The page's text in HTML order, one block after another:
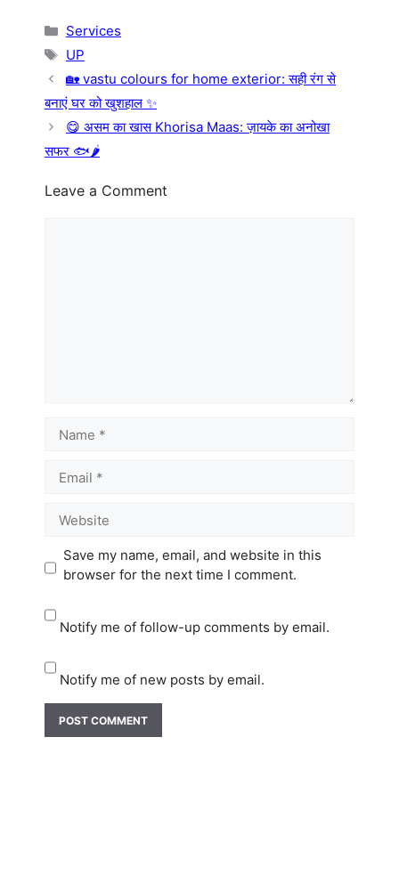
Categories
Services
Tags
UP
🏡 vastu colours for home exterior: सही रंग से
बनाएं घर को खुशहाल ✨
😋 असम का खास Khorisa Maas: ज़ायके का अनोखा
सफर 🐟🌶️
Leave a Comment
Name
Email
Website
Save my name, email, and website in this
browser for the next time I comment.
Notify me of follow-up comments by email.
Notify me of new posts by email.